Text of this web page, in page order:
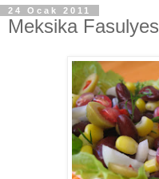
24 Ocak 2011
Meksika